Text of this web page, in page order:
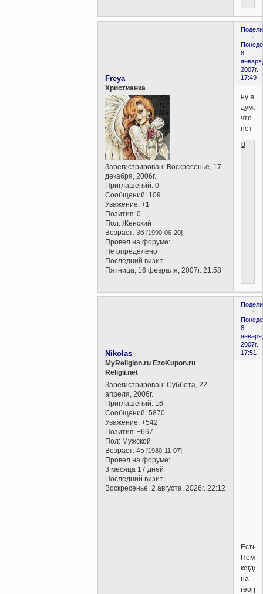
2
8
января,
2007г.
17:49
Freya
Христианка
Зарегистрирован: Воскресенье, 17
декабря, 2006г.
Приглашений: 0
Сообщений: 109
Уважение: +1
Позитив: 0
Пол: Женский
Возраст: 36[1990-06-20]
Провел на форуме:
Не определено
Последний визит:
Пятница, 16 февраля, 2007г. 21:58
ну я
что
нет
0
3
8
января,
2007г.
17:51
Nikolas
MyReligion.ru EzoKupon.ru
Religii.net
Зарегистрирован: Суббота, 22
апреля, 2006г.
Приглашений: 16
Сообщений: 5870
Уважение: +542
Позитив: +667
Пол: Мужской
Возраст: 45[1980-11-07]
Провел на форуме:
3 месяца 17 дней
Последний визит:
Воскресенье, 2 августа, 2026г. 22:12
Есть.
когда
на